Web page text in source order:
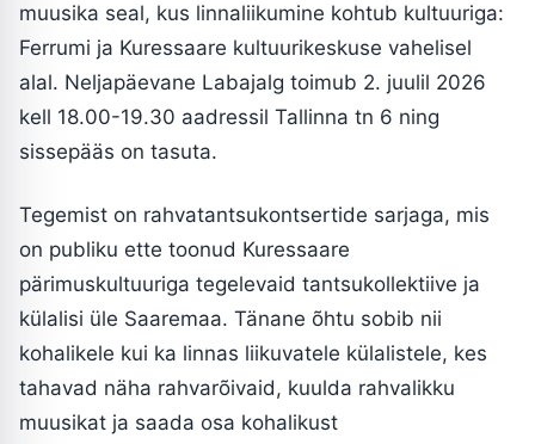
muusika seal, kus linnaliikumine kohtub kultuuriga:
Ferrumi ja Kuressaare kultuurikeskuse vahelisel
alal. Neljapäevane Labajalg toimub 2. juulil 2026
kell 18.00-19.30 aadressil Tallinna tn 6 ning
sissepääs on tasuta.
Tegemist on rahvatantsukontsertide sarjaga, mis
on publiku ette toonud Kuressaare
pärimuskultuuriga tegelevaid tantsukollektiive ja
külalisi üle Saaremaa. Tänane õhtu sobib nii
kohalikele kui ka linnas liikuvatele külalistele, kes
tahavad näha rahvarõivaid, kuulda rahvalikku
muusikat ja saada osa kohalikust